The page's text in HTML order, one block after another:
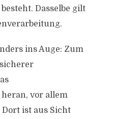
Dasselbe gilt
ins Auge: Zum
vor allem
ist aus Sicht